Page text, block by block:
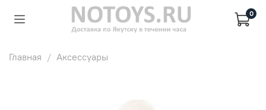
0
Главная Аксессуары